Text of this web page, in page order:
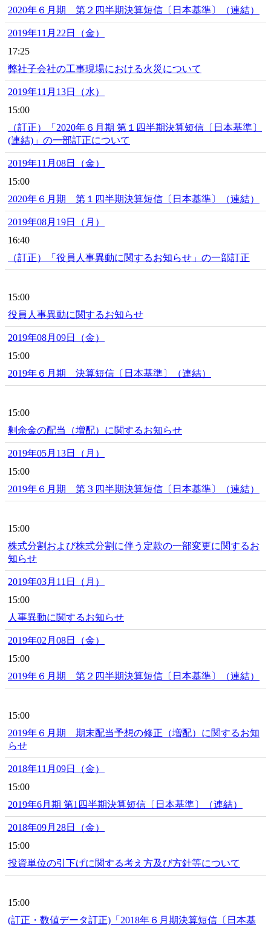
2020年６月期 第２四半期決算短信〔日本基準〕（連結）
2019年11月22日（金）
17:25
弊社子会社の工事現場における火災について
2019年11月13日（水）
15:00
（訂正）「2020年６月期 第１四半期決算短信〔日本基準〕
(連結)」の一部訂正について
2019年11月08日（金）
15:00
2020年６月期 第１四半期決算短信〔日本基準〕（連結）
2019年08月19日（月）
16:40
（訂正）「役員人事異動に関するお知らせ」の一部訂正
15:00
役員人事異動に関するお知らせ
2019年08月09日（金）
15:00
2019年６月期 決算短信〔日本基準〕（連結）
15:00
剰余金の配当（増配）に関するお知らせ
2019年05月13日（月）
15:00
2019年６月期 第３四半期決算短信〔日本基準〕（連結）
15:00
株式分割および株式分割に伴う定款の一部変更に関するお
知らせ
2019年03月11日（月）
15:00
人事異動に関するお知らせ
2019年02月08日（金）
15:00
2019年６月期 第２四半期決算短信〔日本基準〕（連結）
15:00
2019年６月期 期末配当予想の修正（増配）に関するお知
らせ
2018年11月09日（金）
15:00
2019年6月期 第1四半期決算短信〔日本基準〕（連結）
2018年09月28日（金）
15:00
投資単位の引下げに関する考え方及び方針等について
15:00
(訂正・数値データ訂正)「2018年６月期決算短信〔日本基